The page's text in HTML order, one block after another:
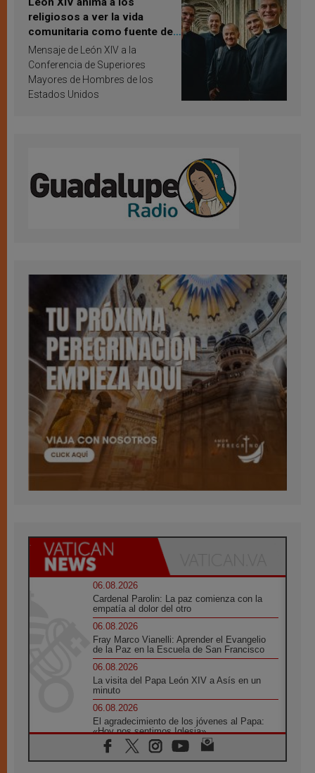
religiosos a ver la vida
comunitaria como fuente de
inspiración y santificación
Mensaje de León XIV a la
Conferencia de Superiores
Mayores de Hombres de los
Estados Unidos
06.08.2026
Cardenal Parolin: La paz comienza con la
empatía al dolor del otro
06.08.2026
Fray Marco Vianelli: Aprender el Evangelio
de la Paz en la Escuela de San Francisco
06.08.2026
La visita del Papa León XIV a Asís en un
minuto
06.08.2026
El agradecimiento de los jóvenes al Papa:
«Hoy nos sentimos Iglesia»
06.08.2026
Líbano: Reanudan los coloquios en Roma en